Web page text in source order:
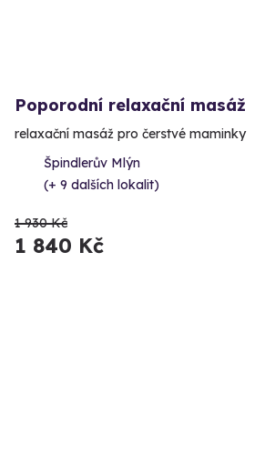
Poporodní relaxační masáž
relaxační masáž pro čerstvé maminky
Špindlerův Mlýn
(+ 9 dalších lokalit)
1 930 Kč
1 840 Kč